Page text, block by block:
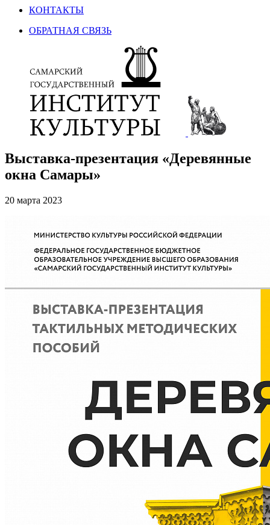
КОНТАКТЫ
ОБРАТНАЯ СВЯЗЬ
Выставка-презентация «Деревянные
окна Самары»
20 марта 2023